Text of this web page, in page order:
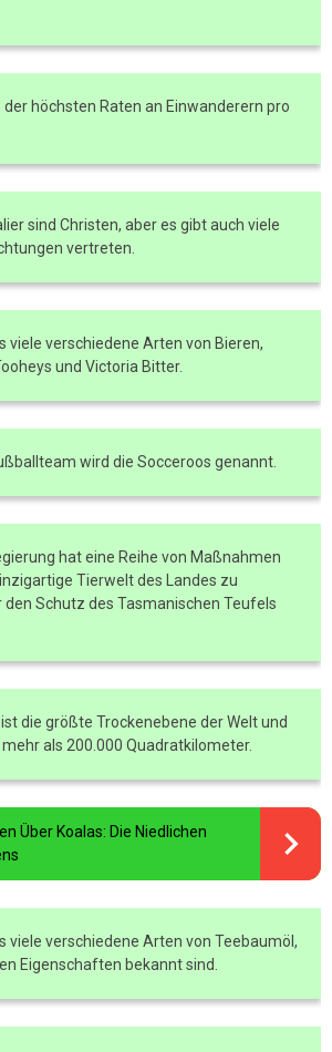
höchsten Raten an Einwanderern pro
sind Christen, aber es gibt auch viele
vertreten.
viele verschiedene Arten von Bieren,
und Victoria Bitter.
wird die Socceroos genannt.
hat eine Reihe von Maßnahmen
Tierwelt des Landes zu
Schutz des Tasmanischen Teufels
die größte Trockenebene der Welt und
als 200.000 Quadratkilometer.
Über Koalas: Die Niedlichen
viele verschiedene Arten von Teebaumöl,
Eigenschaften bekannt sind.